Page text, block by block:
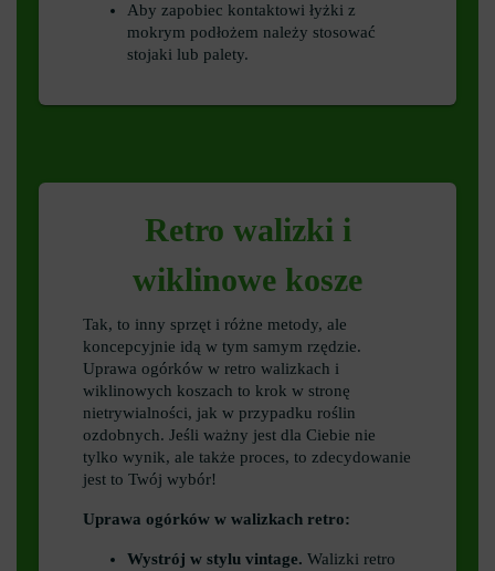
Aby zapobiec kontaktowi łyżki z
mokrym podłożem należy stosować
stojaki lub palety.
Retro walizki i
wiklinowe kosze
Tak, to inny sprzęt i różne metody, ale
koncepcyjnie idą w tym samym rzędzie.
Uprawa ogórków w retro walizkach i
wiklinowych koszach to krok w stronę
nietrywialności, jak w przypadku roślin
ozdobnych. Jeśli ważny jest dla Ciebie nie
tylko wynik, ale także proces, to zdecydowanie
jest to Twój wybór!
Uprawa ogórków w walizkach retro:
Wystrój w stylu vintage. Walizki retro